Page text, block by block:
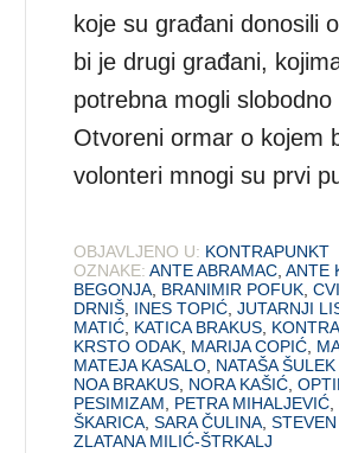
koje su građani donosili
bi je drugi građani,
potrebna mogli
Otvoreni ormar o kojem
volonteri mnogi su prvi
OBJAVLJENO U: KONTRAPUNKT
OZNAKE: ANTE ABRAMAC ,ANTE
BEGONJA BRANIMIR POFUK ,
DRNIŠ INES TOPIĆ ,JUTARNJI
MATIĆ KATICA BRAKUS
KRSTO ODAK MARIJA COPIĆ
MATEJA KASALO NATAŠA
NOA BRAKUS NORA KAŠIĆ ,
PESIMIZAM
PETRA MIHALJEVIĆ
ŠKARICA ,SARA ČULINA ,
ZLATANA MILIĆ-ŠTRKALJ